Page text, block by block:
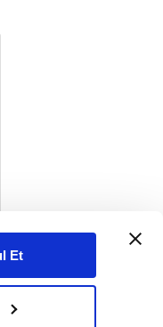
Et